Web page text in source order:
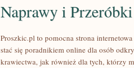
Naprawy i Przeróbki
Proszkic.pl to pomocna strona
stać się poradnikiem online dla osób
krawiectwa, jak również dla tych, którzy